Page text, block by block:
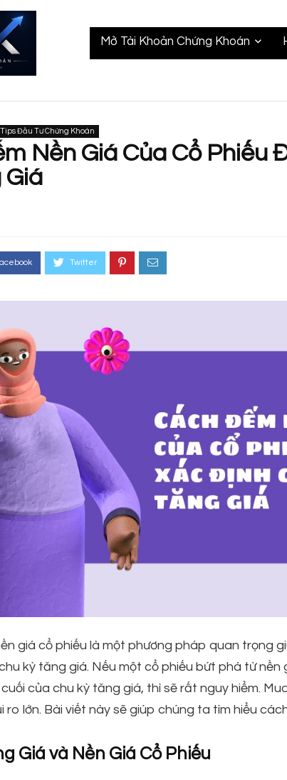
Mở Tài Khoản Chứng Khoán
Tips Đầu Tư Chứng Khoán
Nền Giá Của Cổ Phiếu
Giá
giá cổ phiếu là một phương pháp quan trọng
kỳ tăng giá. Nếu một cổ phiếu bứt phá từ
của chu kỳ tăng giá, thì sẽ rất nguy hiểm.
ro lớn. Bài viết này sẽ giúp chúng ta tìm hiểu
Giá và Nền Giá Cổ Phiếu